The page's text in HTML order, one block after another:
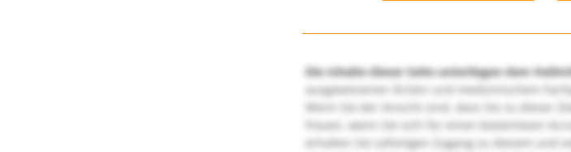
Die Inhalte dieser Seite unterliegen dem
ausgewiesenen Ärzten und medizinischem
Wenn Sie der Ansicht sind, dass Sie zu dieser
freuen, wenn Sie sich für einen kostenlosen
erhalten Sie sofortigen Zugang zu diesem und